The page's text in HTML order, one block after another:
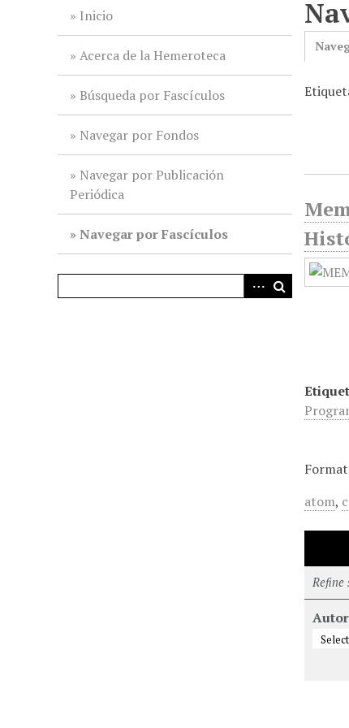
Inicio
Acerca de la Hemeroteca
Búsqueda por Fascículos
Navegar por Fondos
Navegar por Publicación
Periódica
Navegar por Fascículos
atom,
Refine
Autor